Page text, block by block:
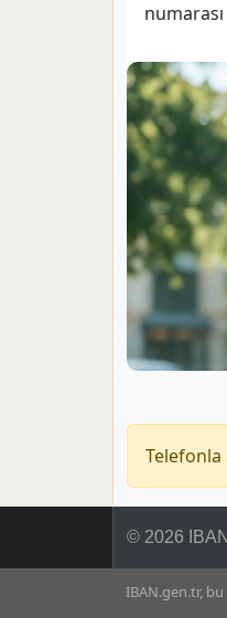
© 2026
IBAN.gen.tr,